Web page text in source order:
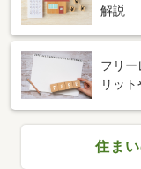
解説
フリー
リッ
住ま